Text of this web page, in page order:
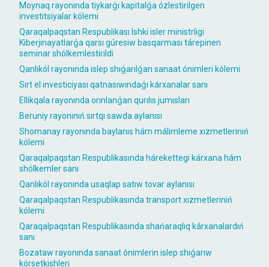
Moynaq rayonında tiykarǵı kapitalǵa ózlestirilgen
investitsiyalar kólemi
Qaraqalpaqstan Respublikası Ishki isler ministrligi
Kiberjınayatlarǵa qarsı gúresiw basqarması tárepinen
seminar shólkemlestirildi
Qanlıkól rayonında islep shıǵarılǵan sanaat ónimleri kólemi
Sırt el investiciyası qatnasıwındaǵı kárxanalar sanı
Ellikqala rayonında orınlanǵan qurılıs jumısları
Beruniy rayonınıń sırtqı sawda aylanısı
Shomanay rayonında baylanıs hám málimleme xızmetleriniń
kólemi
Qaraqalpaqstan Respublikasında hárekettegi kárxana hám
shólkemler sanı
Qanlıkól rayonında usaqlap satıw tovar aylanısı
Qaraqalpaqstan Respublikasında transport xızmetleriniń
kólemi
Qaraqalpaqstan Respublikasında shańaraqlıq kárxanalardıń
sanı
Bozataw rayonında sanaat ónimlerin islep shıǵarıw
kórsetkishleri